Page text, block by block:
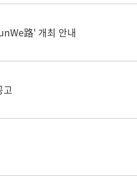
路' 개최 안내
고